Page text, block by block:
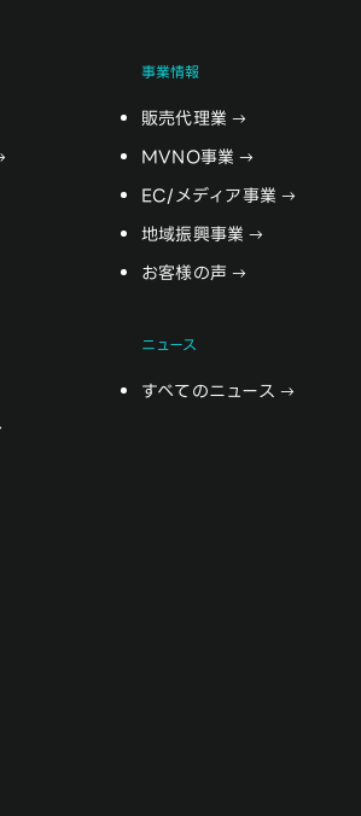
事業情報
販売代理業
MVNO事業
EC/メディア事業
地域振興事業
お客様の声
ニュース
すべてのニュース